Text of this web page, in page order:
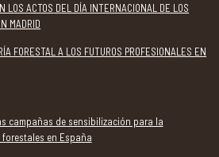
LOS ACTOS DEL DÍA INTERNACIONAL DE LOS
MADRID
FORESTAL A LOS FUTUROS PROFESIONALES EN
campañas de sensibilización para la
en España